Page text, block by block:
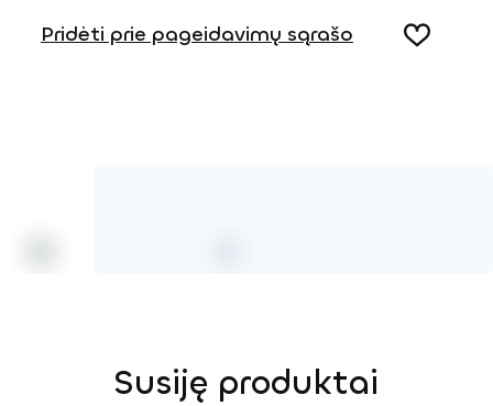
Pridėti prie pageidavimų sąrašo
Susiję produktai